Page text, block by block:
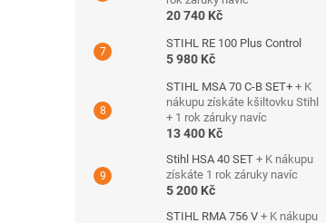
20 740 Kč
STIHL RE 100 Plus Control
5 980 Kč
STIHL MSA 70 C-B SET+ + K
nákupu získáte kšiltovku Stihl
+ 1 rok záruky navíc
13 400 Kč
Stihl HSA 40 SET + K nákupu
získáte 1 rok záruky navíc
5 200 Kč
STIHL RMA 756 V + K nákupu